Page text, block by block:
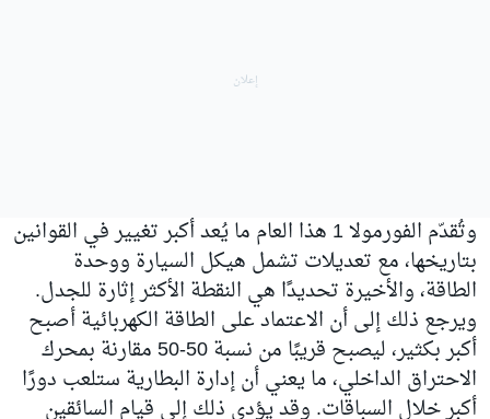
وتُقدّم الفورمولا 1 هذا العام ما يُعد أكبر تغيير في القوانين
بتاريخها، مع تعديلات تشمل هيكل السيارة ووحدة
الطاقة، والأخيرة تحديدًا هي النقطة الأكثر إثارة للجدل.
ويرجع ذلك إلى أن الاعتماد على الطاقة الكهربائية أصبح
أكبر بكثير، ليصبح قريبًا من نسبة 50-50 مقارنة بمحرك
الاحتراق الداخلي، ما يعني أن إدارة البطارية ستلعب دورًا
أكبر خلال السباقات. وقد يؤدي ذلك إلى قيام السائقين